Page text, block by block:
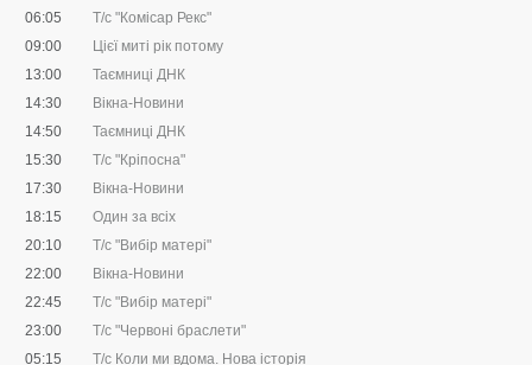
06:05
Т/с "Комісар Рекс"
09:00
Цієї миті рік потому
13:00
Таємниці ДНК
14:30
Вікна-Новини
14:50
Таємниці ДНК
15:30
Т/с "Кріпосна"
17:30
Вікна-Новини
18:15
Один за всіх
20:10
Т/с "Вибір матері"
22:00
Вікна-Новини
22:45
Т/с "Вибір матері"
23:00
Т/с "Червоні браслети"
05:15
Т/с Коли ми вдома. Нова історія